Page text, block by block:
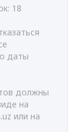
18
даты
должны
на
или на